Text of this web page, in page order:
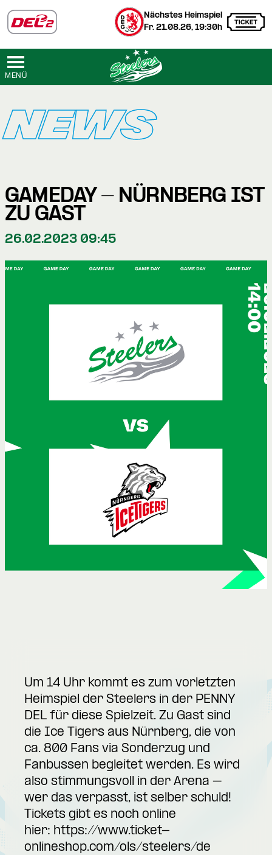
Nächstes Heimspiel
Fr. 21.08.26, 19:30h
MENÜ
NEWS
GAMEDAY - NÜRNBERG IST
ZU GAST
26.02.2023 09:45
Um 14 Uhr kommt es zum vorletzten
Heimspiel der Steelers in der PENNY
DEL für diese Spielzeit. Zu Gast sind
die Ice Tigers aus Nürnberg, die von
ca. 800 Fans via Sonderzug und
Fanbussen begleitet werden. Es wird
also stimmungsvoll in der Arena –
wer das verpasst, ist selber schuld!
Tickets gibt es noch online
hier: https://www.ticket-
onlineshop.com/ols/steelers/de